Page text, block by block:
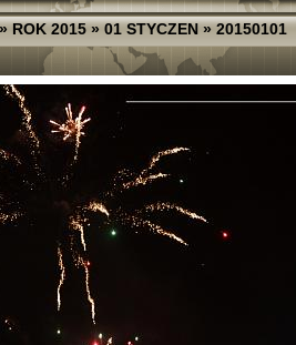
ROK 2015»01 STYCZEN»20150101